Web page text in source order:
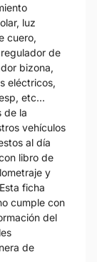
luz
cuero,
de
bizona,
eléctricos,
etc...
de la
vehículos
al día
libro de
y
ficha
cumple con
del
de